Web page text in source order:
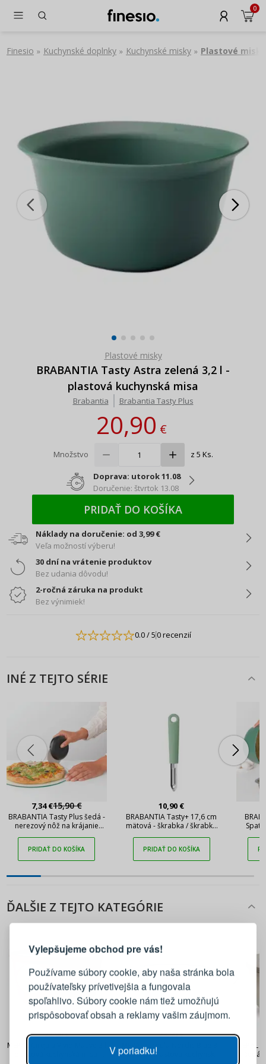
Vylepšujeme obchod pre vás!
Používame súbory cookie, aby naša stránka bola
používateľsky prívetivejšia a fungovala
spoľahlivo. Súbory cookie nám tiež umožňujú
prispôsobovať obsah a reklamy vašim záujmom.
V poriadku!
0
Finesio » Kuchynské doplnky » Kuchynské misky » Plastové misky
Plastové misky
BRABANTIA Tasty Astra zelená 3,2 l -
plastová kuchynská misa
Brabantia Brabantia Tasty Plus
20,90€
Množstvo z 5 Ks.
Doprava: utorok 11.08
Doručenie: štvrtok 13.08
PRIDAŤ DO KOŠÍKA
Náklady na doručenie: od 3,99 €
Veľa možností výberu!
30 dní na vrátenie produktov
Bez udania dôvodu!
2-ročná záruka na produkt
Bez výnimiek!
0.0/ 50 recenzií
INÉ Z TEJTO SÉRIE
7,34 €15,90 €
BRABANTIA Tasty Plus šedá -
nerezový nôž na krájanie
PRIDAŤ DO KOŠÍKA
10,90 €
BRABANTIA Tasty+ 17,6 cm
mätová - škrabka / škrabka
zesterom
PRIDAŤ DO KOŠÍKA
ĎALŠIE Z TEJTO KATEGÓRIE
22,90 €
MEPAL Cirqula Vivid Mauve 3 l
23,90 €
MEPAL Cirqula Nordic Blue 3 l
modrá - plastová kuchynská
l
PRIHLÁSENIE
Prihláste sa k svojmu účtu